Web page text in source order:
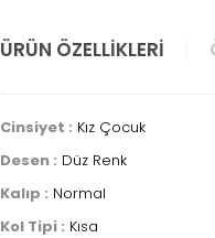
ÜRÜN ÖZELLIKLERI
Cinsiyet : Kız Çocuk
Desen : Düz Renk
Kalıp : Normal
Kol Tipi : Kısa